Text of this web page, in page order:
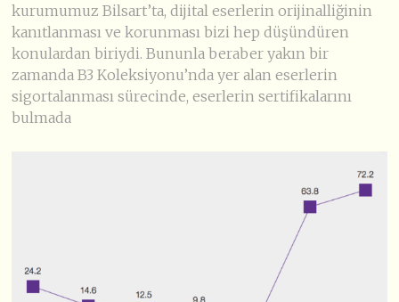
kurumumuz Bilsart’ta, dijital eserlerin orijinalliğinin
kanıtlanması ve korunması bizi hep düşündüren
konulardan biriydi. Bununla beraber yakın bir
zamanda B3 Koleksiyonu’nda yer alan eserlerin
sigortalanması sürecinde, eserlerin sertifikalarını
bulmada